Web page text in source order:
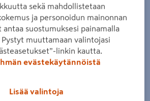
sekä mahdollistetaan
ja personoidun mainonnan
suostumuksesi painamalla
Pystyt muuttamaan valintojasi
linkin kautta.
evästekäytännöistä
Lisää valintoja